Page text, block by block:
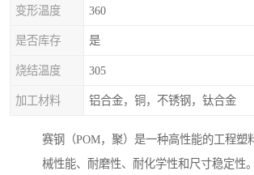
变形温度 360
是否库存 是
烧结温度 305
加工材料 铝合金，铜，不锈钢，钛合金
赛钢（POM，聚）是一种高性能的工程塑
械性能、耐磨性、耐化学性和尺寸稳定性